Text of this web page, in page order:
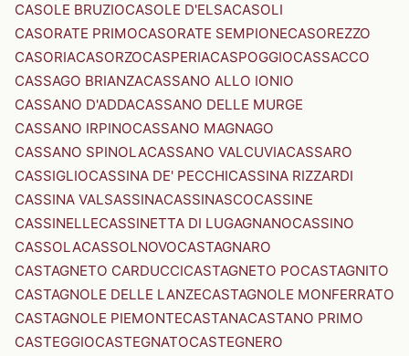
CASOLE BRUZIOCASOLE D'ELSACASOLI
CASORATE PRIMOCASORATE SEMPIONECASOREZZO
CASORIACASORZOCASPERIACASPOGGIOCASSACCO
CASSAGO BRIANZACASSANO ALLO IONIO
CASSANO D'ADDACASSANO DELLE MURGE
CASSANO IRPINOCASSANO MAGNAGO
CASSANO SPINOLACASSANO VALCUVIACASSARO
CASSIGLIOCASSINA DE' PECCHICASSINA RIZZARDI
CASSINA VALSASSINACASSINASCOCASSINE
CASSINELLECASSINETTA DI LUGAGNANOCASSINO
CASSOLACASSOLNOVOCASTAGNARO
CASTAGNETO CARDUCCICASTAGNETO POCASTAGNITO
CASTAGNOLE DELLE LANZECASTAGNOLE MONFERRATO
CASTAGNOLE PIEMONTECASTANACASTANO PRIMO
CASTEGGIOCASTEGNATOCASTEGNERO